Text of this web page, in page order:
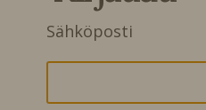
Sähköposti